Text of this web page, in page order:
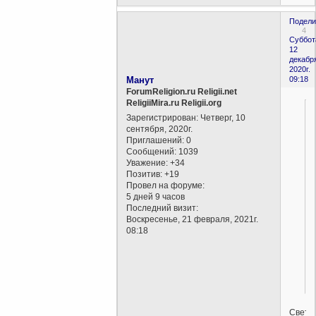
4
12
2020г.
09:18
Манут
ForumReligion.ru Religii.net
ReligiiMira.ru Religii.org
Зарегистрирован: Четверг, 10
сентября, 2020г.
Приглашений: 0
Сообщений: 1039
Уважение: +34
Позитив: +19
Провел на форуме:
5 дней 9 часов
Последний визит:
Воскресенье, 21 февраля, 2021г.
08:18